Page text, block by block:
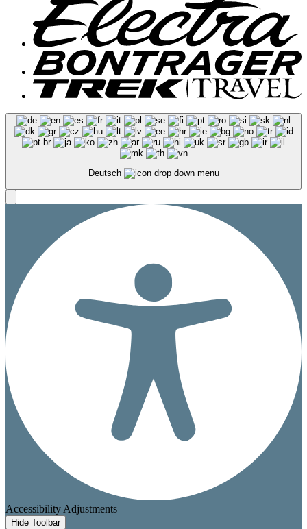
Deutsch
Accessibility Adjustments
Hide Toolbar